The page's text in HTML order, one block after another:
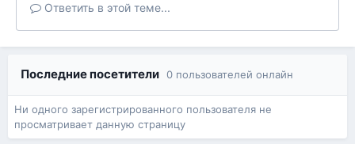
Ответить в этой теме...
Последние посетители 0 пользователей онлайн
Ни одного зарегистрированного пользователя не
просматривает данную страницу